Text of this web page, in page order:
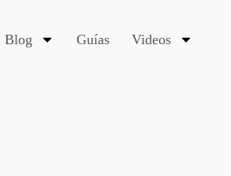
Blog Guías Videos